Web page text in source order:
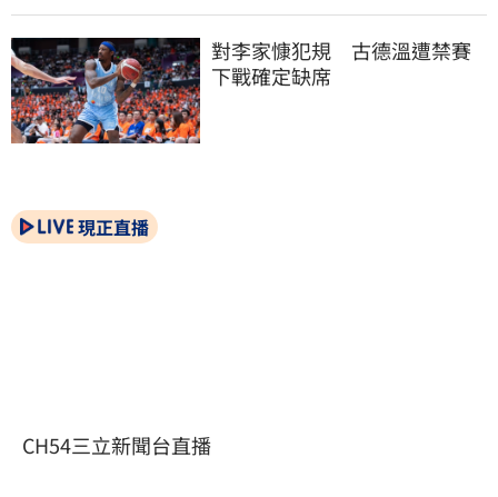
對李家慷犯規　古德溫遭禁賽
下戰確定缺席
現正直播
CH54三立新聞台直播